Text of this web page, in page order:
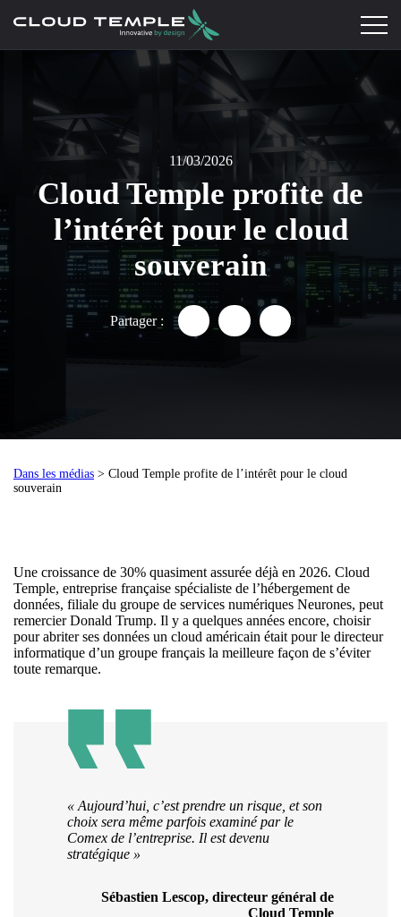
11/03/2026
Cloud Temple profite de
l’intérêt pour le cloud
souverain
Partager : Partager "Une croissance
Partager "Une
Partager "Une
Dans les médias > Cloud Temple profite de l’intérêt pour le cloud
souverain
Une croissance de 30% quasiment assurée déjà en 2026. Cloud
Temple, entreprise française spécialiste de l’hébergement de
données, filiale du groupe de services numériques Neurones, peut
remercier Donald Trump. Il y a quelques années encore, choisir
pour abriter ses données un cloud américain était pour le directeur
informatique d’un groupe français la meilleure façon de s’éviter
toute remarque.
« Aujourd’hui, c’est prendre un risque, et son
choix sera même parfois examiné par le
Comex de l’entreprise. Il est devenu
stratégique »
Sébastien Lescop, directeur général de
Cloud Temple